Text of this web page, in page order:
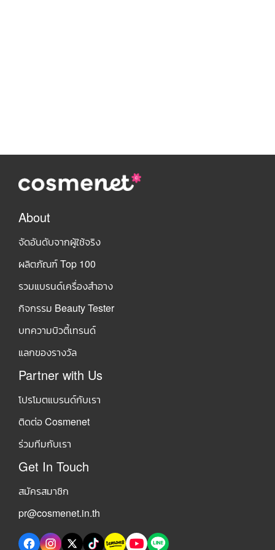
About
จัดอันดับจากผู้ใช้จริง
ผลิตภัณฑ์ Top 100
รวมแบรนด์เครื่องสำอาง
กิจกรรม Beauty Tester
บทความบิวตี้เทรนด์
แลกของรางวัล
Partner with Us
โปรโมตแบรนด์กับเรา
ติดต่อ Cosmenet
ร่วมทีมกับเรา
Get In Touch
สมัครสมาชิก
pr@cosmenet.in.th